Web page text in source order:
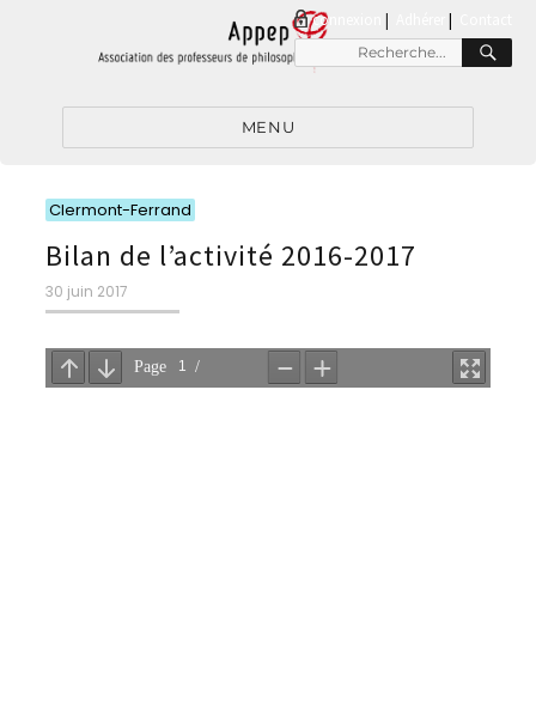
connexion |
Recherche
pour
MENU
Clermont-Ferrand
Bilan de l’activité 2016-2017
Publié
le
30 juin 2017